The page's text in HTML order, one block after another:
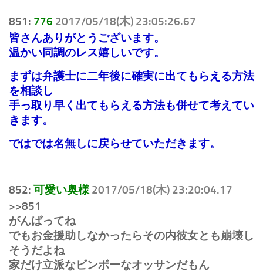
851: 776 2017/05/18(木) 23:05:26.67
皆さんありがとうございます。
温かい同調のレス嬉しいです。
まずは弁護士に二年後に確実に出てもらえる方法
を相談し
手っ取り早く出てもらえる方法も併せて考えてい
きます。
ではでは名無しに戻らせていただきます。
852: 可愛い奥様 2017/05/18(木) 23:20:04.17
>>851
がんばってね
でもお金援助しなかったらその内彼女とも崩壊し
そうだよね
家だけ立派なビンボーなオッサンだもん